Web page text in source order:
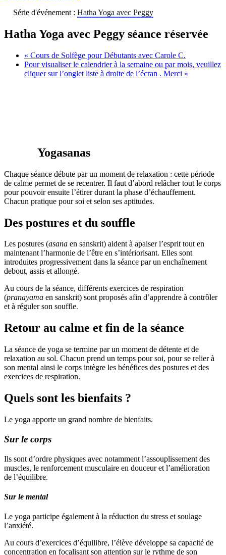
Série d'événement : Hatha Yoga avec Peggy
Hatha Yoga avec Peggy séance réservée
« Cours de Solfège pour Débutants avec Carole C.
Pour visualiser le calendrier à la semaine ou par mois, veuillez
cliquer sur l’onglet liste à droite de l’écran . Merci »
Yogasanas
Chaque séance débute par un moment de relaxation : cette période
de calme permet de se recentrer. Il faut d’abord relâcher tout le corps
pour pouvoir ensuite l’étirer durant la phase d’échauffement.
Chacun pratique pour soi et selon ses aptitudes.
Des postures et du souffle
Les postures (asana en sanskrit) aident à apaiser l’esprit tout en
maintenant l’harmonie de l’être en s’intériorisant. Elles sont
introduites progressivement dans la séance par un enchaînement
debout, assis et allongé.
Au cours de la séance, différents exercices de respiration
(pranayama en sanskrit) sont proposés afin d’apprendre à contrôler
et à réguler son souffle.
Retour au calme et fin de la séance
La séance de yoga se termine par un moment de détente et de
relaxation au sol. Chacun prend un temps pour soi, pour se relier à
son mental ainsi le corps intègre les bénéfices des postures et des
exercices de respiration.
Quels sont les bienfaits ?
Le yoga apporte un grand nombre de bienfaits.
Sur le corps
Ils sont d’ordre physiques avec notamment l’assouplissement des
muscles, le renforcement musculaire en douceur et l’amélioration
de l’équilibre.
Sur le mental
Le yoga participe également à la réduction du stress et soulage
l’anxiété.
Au cours d’exercices d’équilibre, l’élève développe sa capacité de
concentration en focalisant son attention sur le rythme de son